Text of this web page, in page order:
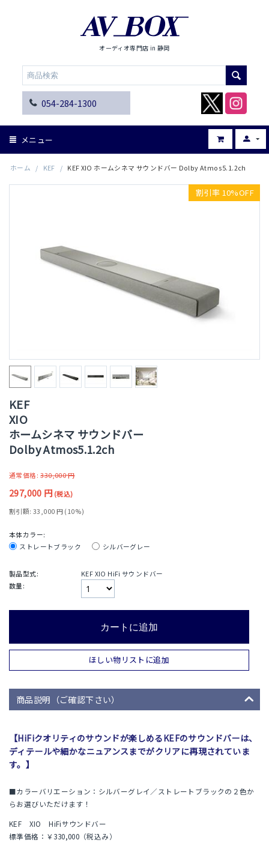
オーディオ専門店 in 静岡
054-284-1300
メニュー
ホーム / KEF / KEF XIO ホームシネマ サウンドバー Dolby Atmos5.1.2ch
割引率 10%OFF
KEF
XIO
ホームシネマ サウンドバー
Dolby Atmos5.1.2ch
通常価格: 330,000 円
297,000 円 (税込)
割引額: 33,000円(10%)
本体カラー:
ストレートブラック
シルバーグレー
製品型式:
KEF XIO HiFi サウンドバー
数量:
カートに追加
ほしい物リストに追加
商品説明（ご確認下さい）
【HiFiクオリティのサウンドが楽しめるKEFのサウンドバーは、
ディテールや細かなニュアンスまでがクリアに再現されていま
す。】
■カラーバリエーション：シルバーグレイ／ストレートブラックの２色か
らお選びいただけます！
KEF XIO HiFiサウンドバー
標準価格：￥330,000（税込み）